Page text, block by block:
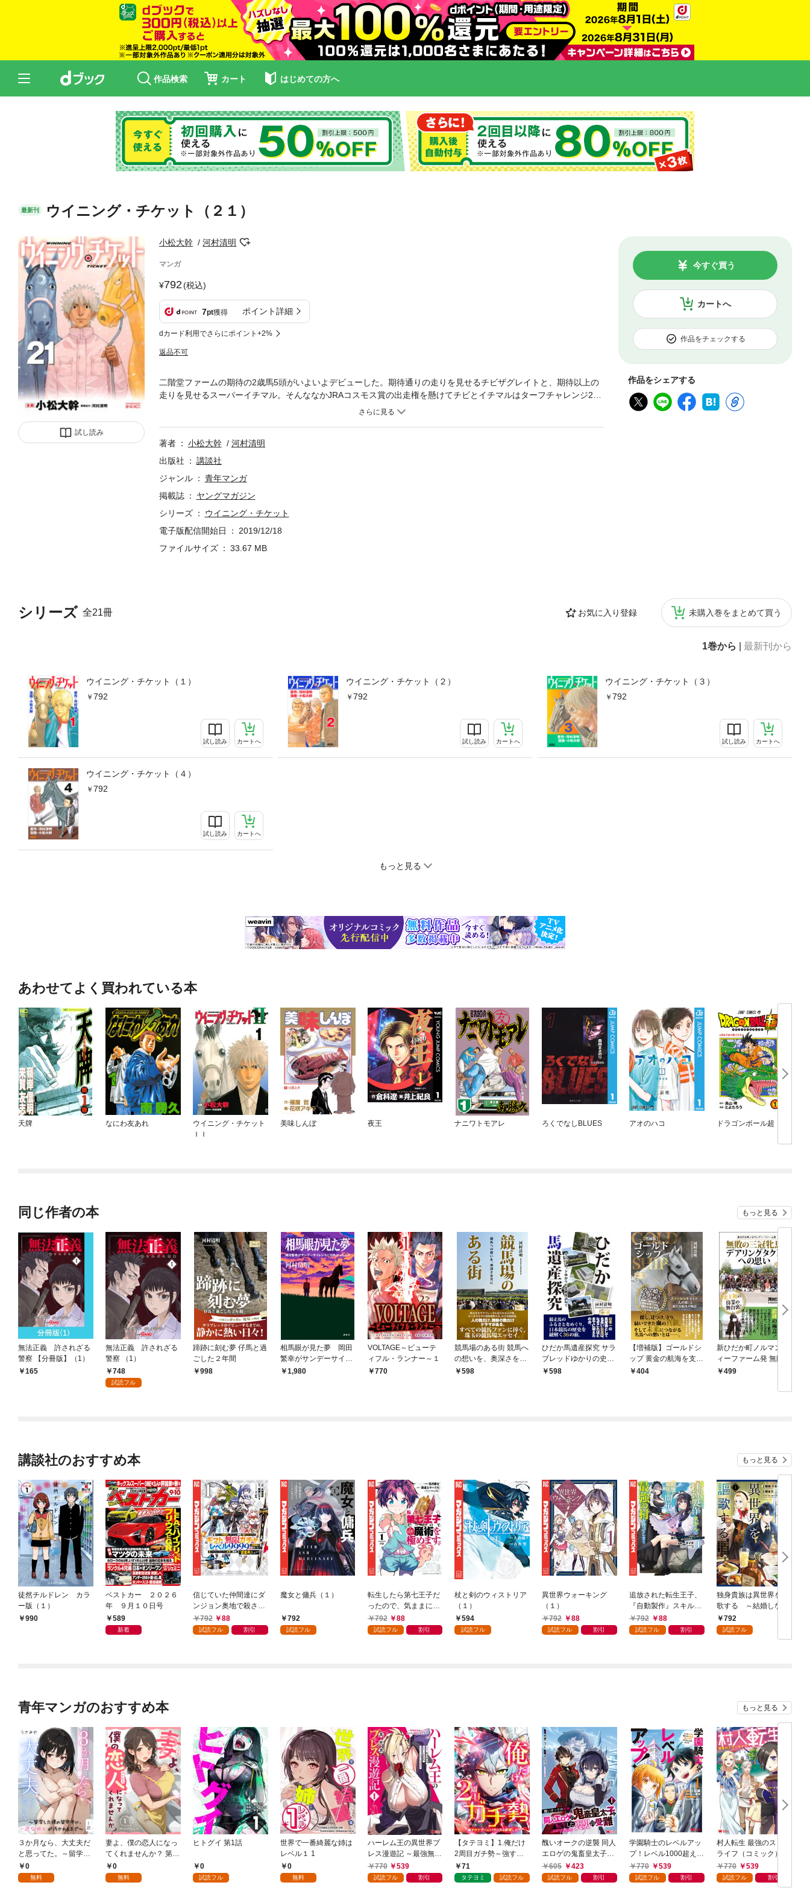
作品検索 カート はじめての方へ
最新刊 ウイニング・チケット（２１）
試し読み
小松大幹 河村清明
マンガ
792(税込)
7pt獲得 ポイント詳細
dカード利用でさらにポイント+2%
返品不可
カートへ
今すぐ買う
作品をチェックする
作品をシェアする
シリーズ 全21冊 お気に入り登録 未購入巻をまとめて買う
1巻から 最新刊から
ウイニング・チケット（１）
792
試し読み カートへ
ウイニング・チケット（２）
792
試し読み カートへ
ウイニング・チケット（３）
792
試し読み カートへ
ウイニング・チケット（４）
792
試し読み カートへ
もっと見る
二階堂ファームの期待の2歳馬5頭がいよいよデビューした。期待通りの走りを見せるチビザグレイトと、期待以上の
走りを見せるスーパーイチマル。そんななかJRAコスモス賞の出走権を懸けてチビとイチマルはターフチャレンジ2に
挑戦した。なぜか二階堂はイチマルの鞍上を木戸、チビの鞍上を白木に乗り替えさせる。そしてゴール直前、猛烈な
著者 小松大幹
河村清明
出版社
講談社
ジャンル
青年マンガ
掲載誌
ヤングマガジン
シリーズ
ウイニング・チケット
電子版配信開始日
2019/12/18
ファイルサイズ
33.67 MB
あわせてよく買われている本
天牌 なにわ友あれ
ウイニング・チケット
ＩＩ
美味しんぼ 夜王 ナニワトモアレ ろくでなしBLUES アオのハコ ドラゴンボール超
同じ作者の本 もっと見る
無法正義 許されざる
警察 【分冊版】（1）
165
無法正義 許されざる
警察 （1）
748
試読フル
蹄跡に刻む夢 仔馬と過
ごした２年間
998
相馬眼が見た夢 岡田
繁幸がサンデーサイレ
ンスに刃向かった日々
1,980
VOLTAGE～ビューテ
ィフル・ランナー～１
770
競馬場のある街 競馬へ
の想いを、奥深さを共
に598
ひだか馬遺産探究 サラ
ブレッドゆかりの史跡
を訪ねて
598
【増補版】ゴールドシ
ップ 黄金の航海を支え
た「人の和」と新たな
404
新ひだか町ノルマンデ
ィーファーム発 無敗の
三冠牝馬デアリングタ
499
講談社のおすすめ本 もっと見る
徒然チルドレン カラ
ー版（１）
990
ベストカー ２０２６
年 ９月１０日号
589
新着
信じていた仲間達にダ
ンジョン奥地で殺され
かけたがギフト『無限
ガチャ』でレベル９９
792 88
試読フル 割引
魔女と傭兵（１）
792
試読フル
転生したら第七王子だ
ったので、気ままに魔
術を極めます（１）
792 88
試読フル 割引
杖と剣のウィストリア
（１）
594
試読フル
異世界ウォーキング
（１）
792
88
試読フル 割引
追放された転生王子、
『自動製作』スキルで
領地を爆速で開拓し最
強の村を作ってしまう
792 88
試読フル 割引
独身貴族は異世界を謳
歌する ～結婚しない
男の優雅なおひとりさ
まライフ～（１）
792
試読フル
青年マンガのおすすめ本 もっと見る
３か月なら、大丈夫だ
と思ってた。～留学し
た僕の留守中に、一途
な彼女が汚されるまで
0
無料
妻よ、僕の恋人になっ
てくれませんか？ 第1
話0
無料
ヒトグイ 第1話
0
試読フル
世界で一番綺麗な姉は
レベル１ 1
0
無料
ハーレム王の異世界プ
レス漫遊記 ～最強無双
のおじさんはあらゆる
種族を嫁にする～（コ
770 539
試読フル 割引
【タテヨミ】1.俺だけ
2周目ガチ勢～強すぎ
てゲームバランスを破
壊した～
71
タテヨミ 試読フル
醜いオークの逆襲 同人
エロゲの鬼畜皇太子に
転生した喪男の受難
（コミック） 1
605 423
試読フル 割引
学園騎士のレベルアッ
プ！レベル1000超えの
転生者、落ちこぼれク
ラスに入学。そして、
770 539
試読フル 割引
村人転生 最強のスロー
ライフ（コミック） 1
770
539
試読フル 割引